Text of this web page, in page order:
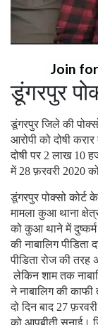
Join
डूंगरपुर
डूंगरपुर जिले की
आरोपी को दोषी
दोषी पर 2 लाख 10
में 28 फ़रवरी 2020
डूंगरपुर पोक्सो कोर्ट
मामला कुआ थाना
को कुआ थाने में दुष्कर्म
की नाबालिग पीडिता
पीडिता रोज की
लेकिन शाम तक
ने नाबालिग की
दो दिन बाद 27
को आपबीती सुनाई।